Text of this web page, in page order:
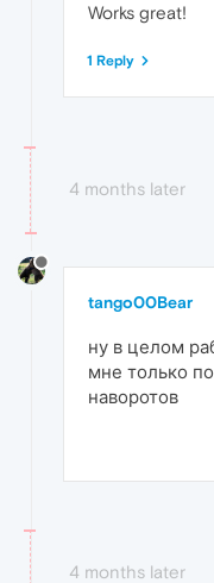
Works great!
1 Reply
4 months later
tango00Bear
ну в целом
мне только
наворотов
4 months later